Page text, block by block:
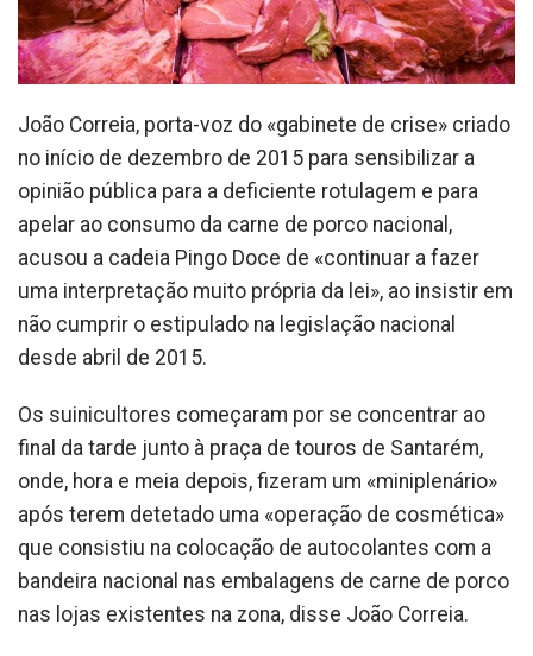
João Correia, porta-voz do «gabinete de crise» criado
no início de dezembro de 2015 para sensibilizar a
opinião pública para a deficiente rotulagem e para
apelar ao consumo da carne de porco nacional,
acusou a cadeia Pingo Doce de «continuar a fazer
uma interpretação muito própria da lei», ao insistir em
não cumprir o estipulado na legislação nacional
desde abril de 2015.
Os suinicultores começaram por se concentrar ao
final da tarde junto à praça de touros de Santarém,
onde, hora e meia depois, fizeram um «miniplenário»
após terem detetado uma «operação de cosmética»
que consistiu na colocação de autocolantes com a
bandeira nacional nas embalagens de carne de porco
nas lojas existentes na zona, disse João Correia.